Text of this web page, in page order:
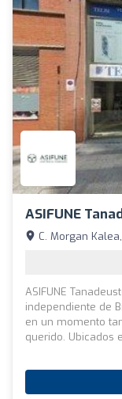
ASIFUNE
C. Morgan
ASIFUNE
independiente de
en un momento
querido. Ubicados